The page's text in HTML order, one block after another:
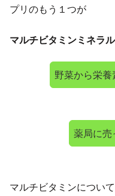
プリのもう１つが
マルチビタミンミネラル
野菜から栄養
薬局に売
マルチビタミンについ